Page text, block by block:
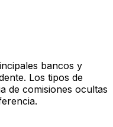
bancos y
Los tipos de
de comisiones ocultas